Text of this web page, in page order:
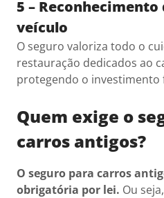
5 –
veículo
O seguro valoriza todo o
restauração dedicados ao
protegendo o investimento
Quem exige o
carros antigos?
O seguro para carros
obrigatória por lei. Ou